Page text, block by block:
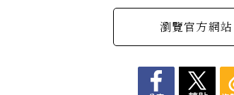
瀏覽官方網站